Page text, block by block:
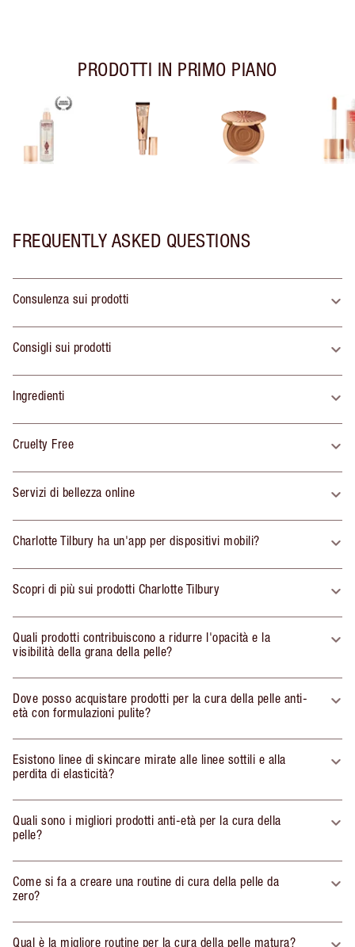
PRODOTTI IN PRIMO PIANO
FREQUENTLY ASKED QUESTIONS
Consulenza sui prodotti
Consigli sui prodotti
Ingredienti
Cruelty Free
Servizi di bellezza online
Charlotte Tilbury ha un'app per dispositivi mobili?
Scopri di più sui prodotti Charlotte Tilbury
Quali prodotti contribuiscono a ridurre l'opacità e la
visibilità della grana della pelle?
Dove posso acquistare prodotti per la cura della pelle anti-
età con formulazioni pulite?
Esistono linee di skincare mirate alle linee sottili e alla
perdita di elasticità?
Quali sono i migliori prodotti anti-età per la cura della
pelle?
Come si fa a creare una routine di cura della pelle da
zero?
Qual è la migliore routine per la cura della pelle matura?